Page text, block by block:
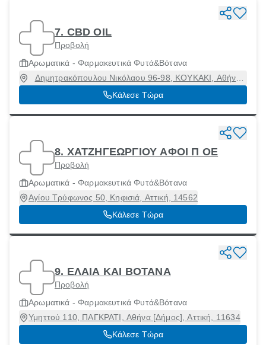
7. CBD OIL
Προβολή
Αρωματικά - Φαρμακευτικά Φυτά&Βότανα
Δημητρακόπουλου Νικόλαου 96-98, ΚΟΥΚΑΚΙ, Αθήνα
[Δήμος], Αττική, 11741
Κάλεσε Τώρα
8. ΧΑΤΖΗΓΕΩΡΓΙΟΥ ΑΦΟΙ Π ΟΕ
Προβολή
Αρωματικά - Φαρμακευτικά Φυτά&Βότανα
Αγίου Τρύφωνος 50, Κηφισιά, Αττική, 14562
Κάλεσε Τώρα
9. ΕΛΑΙΑ ΚΑΙ ΒΟΤΑΝΑ
Προβολή
Αρωματικά - Φαρμακευτικά Φυτά&Βότανα
Υμηττού 110, ΠΑΓΚΡΑΤΙ, Αθήνα [Δήμος], Αττική, 11634
Κάλεσε Τώρα